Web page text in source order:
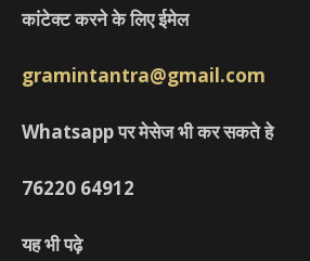
कांटेक्ट करने के लिए ईमेल
gramintantra@gmail.com
Whatsapp पर मेसेज भी कर सकते हे
76220 64912
यह भी पढ़े